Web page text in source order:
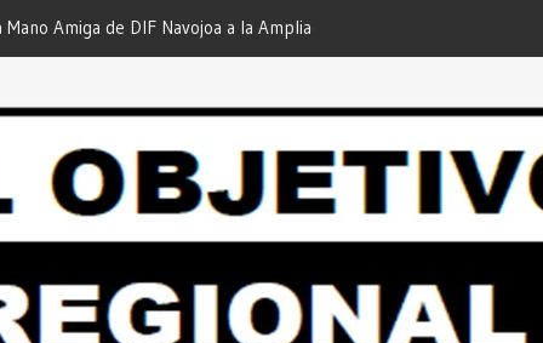
de DIF Navojoa a la Ampliación
de Servicios… Desde: Redacción
Nuestras Familias!…